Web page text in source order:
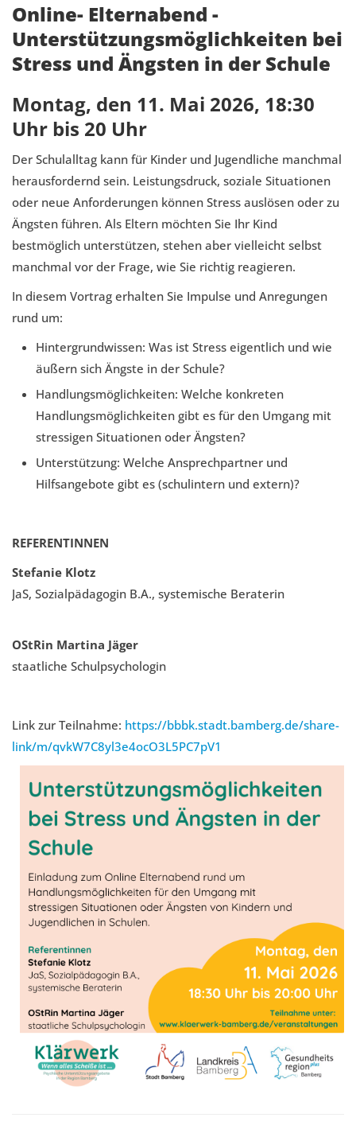
Online- Elternabend -
Unterstützungsmöglichkeiten bei
Stress und Ängsten in der Schule
Montag, den 11. Mai 2026, 18:30
Uhr bis 20 Uhr
Der Schulalltag kann für Kinder und Jugendliche manchmal
herausfordernd sein. Leistungsdruck, soziale Situationen
oder neue Anforderungen können Stress auslösen oder zu
Ängsten führen. Als Eltern möchten Sie Ihr Kind
bestmöglich unterstützen, stehen aber vielleicht selbst
manchmal vor der Frage, wie Sie richtig reagieren.
In diesem Vortrag erhalten Sie Impulse und Anregungen
rund um:
Hintergrundwissen: Was ist Stress eigentlich und wie
äußern sich Ängste in der Schule?
Handlungsmöglichkeiten: Welche konkreten
Handlungsmöglichkeiten gibt es für den Umgang mit
stressigen Situationen oder Ängsten?
Unterstützung: Welche Ansprechpartner und
Hilfsangebote gibt es (schulintern und extern)?
REFERENTINNEN
Stefanie Klotz
JaS, Sozialpädagogin B.A., systemische Beraterin
OStRin Martina Jäger
staatliche Schulpsychologin
Link zur Teilnahme: https://bbbk.stadt.bamberg.de/share-
link/m/qvkW7C8yl3e4ocO3L5PC7pV1